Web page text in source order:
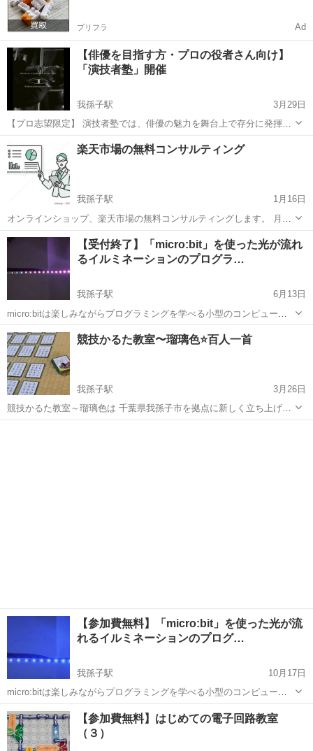
プリフラ Ad
【俳優を目指す方・プロの役者さん向け】
「演技者塾」開催
我孫子駅
3月29日
【プロ志望限定】 演技者塾では、俳優の魅力を舞台上で存分に発揮で
きるような楽器(身体)の使い方や、性格・個性というものに対する視野
の広い見方などを伝えます。 良い舞台俳優は、良い映画俳優。 演技の
基礎を学びたい方を...
我孫子市 我孫子駅 その他
楽天市場の無料コンサルティング
我孫子駅
1月16日
オンラインショップ、楽天市場の無料コンサルティングします。 月商
売り上げ100万以上を目指したい初心者の方向けで無料コンサルティン
グ致します。 ※それ以上の売り上げを目指しているレベルの高い方向
けではありません。 既に...
千葉 我孫子市 我孫子駅 その他 ECサイト
【受付終了】「micro:bit」を使った光が流れ
るイルミネーションのプログラ…
我孫子駅
6月13日
micro:bitは楽しみながらプログラミングを学べる小型のコンピュータ
ーボードで、世界中で使用されています。 インターネット環境があれ
ば特別なソフトをインストールする必要もなく、ブラウザ上でブロッ
クを組み合わせてパズル感...
千葉 我孫子市 我孫子駅 その他 bit
競技かるた教室〜瑠璃色⭐️百人一首
我孫子駅
3月26日
競技かるた教室～瑠璃色は 千葉県我孫子市を拠点に新しく立ち上げた
小学生、中学生向けの百人一首教室です。 百人一首に全く触れたこと
【参加費無料】「micro:bit」を使った光が流
れるイルミネーションのプログ…
我孫子駅
10月17日
micro:bitは楽しみながらプログラミングを学べる小型のコンピュータ
ーボードで、世界中の子供たちに使われています。 インターネット環
境があれば特別なソフトをインストールする必要もなく、ブラウザ上
でブロックを組み合わせて...
千葉 我孫子市 我孫子駅 bit
【参加費無料】はじめての電子回路教室
（３）